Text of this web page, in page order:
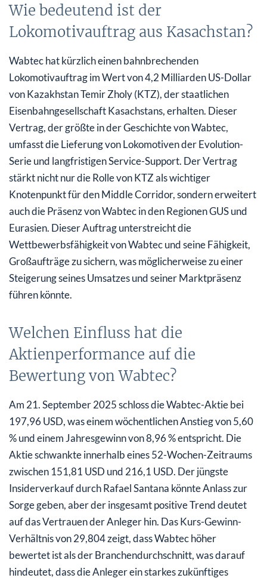
Wie bedeutend ist der
Lokomotivauftrag aus Kasachstan?
Wabtec hat kürzlich einen bahnbrechenden
Lokomotivauftrag im Wert von 4,2 Milliarden US-Dollar
von Kazakhstan Temir Zholy (KTZ), der staatlichen
Eisenbahngesellschaft Kasachstans, erhalten. Dieser
Vertrag, der größte in der Geschichte von Wabtec,
umfasst die Lieferung von Lokomotiven der Evolution-
Serie und langfristigen Service-Support. Der Vertrag
stärkt nicht nur die Rolle von KTZ als wichtiger
Knotenpunkt für den Middle Corridor, sondern erweitert
auch die Präsenz von Wabtec in den Regionen GUS und
Eurasien. Dieser Auftrag unterstreicht die
Wettbewerbsfähigkeit von Wabtec und seine Fähigkeit,
Großaufträge zu sichern, was möglicherweise zu einer
Steigerung seines Umsatzes und seiner Marktpräsenz
führen könnte.
Welchen Einfluss hat die
Aktienperformance auf die
Bewertung von Wabtec?
Am 21. September 2025 schloss die Wabtec-Aktie bei
197,96 USD, was einem wöchentlichen Anstieg von 5,60
% und einem Jahresgewinn von 8,96 % entspricht. Die
Aktie schwankte innerhalb eines 52-Wochen-Zeitraums
zwischen 151,81 USD und 216,1 USD. Der jüngste
Insiderverkauf durch Rafael Santana könnte Anlass zur
Sorge geben, aber der insgesamt positive Trend deutet
auf das Vertrauen der Anleger hin. Das Kurs-Gewinn-
Verhältnis von 29,804 zeigt, dass Wabtec höher
bewertet ist als der Branchendurchschnitt, was darauf
hindeutet, dass die Anleger ein starkes zukünftiges